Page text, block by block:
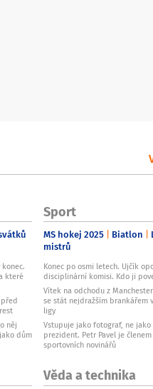
které
něj
dům
Sport
MS hokej 2025 Biatlon
mistrů
Konec po osmi letech. Ujčík
disciplinární komisi. Kdo ji
Vítek na odchodu z
se stát nejdražším brankářem
ligy
Vstupuje jako fotograf, ne jako
prezident. Petr Pavel je
sportovních novinářů
Věda a technika